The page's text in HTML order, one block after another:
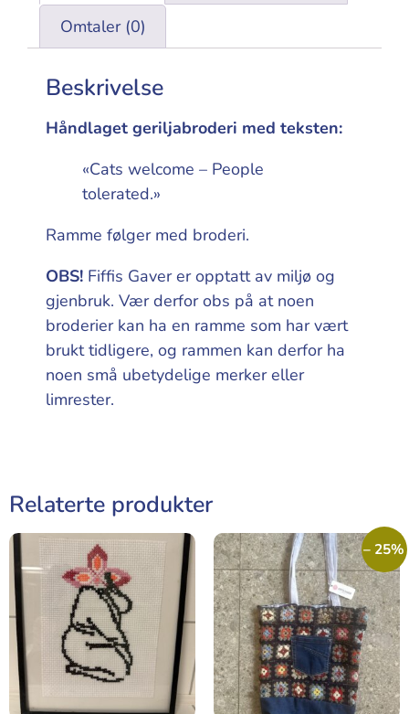
Omtaler (0)
Beskrivelse
Håndlaget geriljabroderi med teksten:
«Cats welcome – People
tolerated.»
Ramme følger med broderi.
OBS! Fiffis Gaver er opptatt av miljø og
gjenbruk. Vær derfor obs på at noen
broderier kan ha en ramme som har vært
brukt tidligere, og rammen kan derfor ha
noen små ubetydelige merker eller
limrester.
Relaterte produkter
– 25%